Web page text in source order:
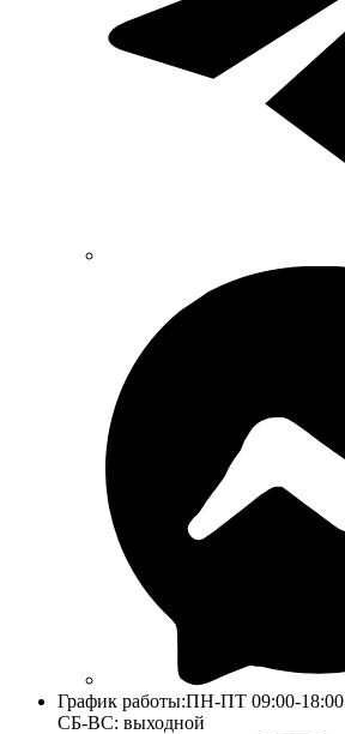
График работы:ПН-ПТ 09:00-18:00
СБ-ВС: выходной